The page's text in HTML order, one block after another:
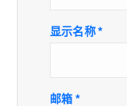
显示名称*
邮箱 *